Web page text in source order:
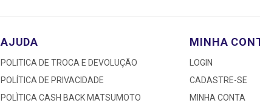
AJUDA
POLITICA DE TROCA E DEVOLUÇÃO
POLÍTICA DE PRIVACIDADE
POLÌTICA CASH BACK MATSUMOTO
MINHA
LOGIN
CADASTRE-SE
MINHA CONTA